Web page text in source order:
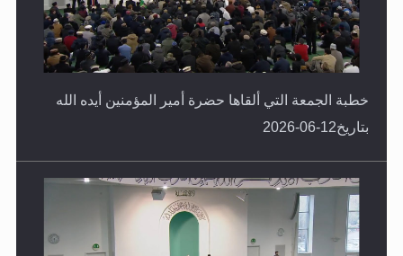
خطبة الجمعة التي ألقاها حضرة أمير المؤمنين أيده الله